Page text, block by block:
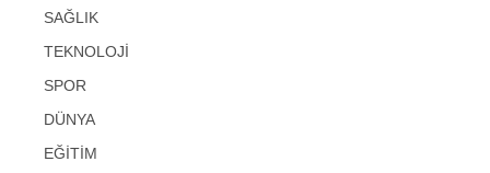
SAĞLIK
TEKNOLOJİ
SPOR
DÜNYA
EĞİTİM